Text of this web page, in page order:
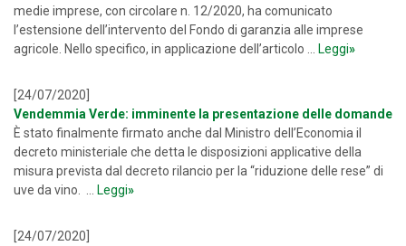
medie imprese, con circolare n. 12/2020, ha comunicato
l’estensione dell’intervento del Fondo di garanzia alle imprese
agricole. Nello specifico, in applicazione dell’articolo ...
Leggi»
[24/07/2020]
Vendemmia Verde: imminente la presentazione delle domande
È stato finalmente firmato anche dal Ministro dell’Economia il
decreto ministeriale che detta le disposizioni applicative della
misura prevista dal decreto rilancio per la “riduzione delle rese” di
uve da vino. ...
Leggi»
[24/07/2020]